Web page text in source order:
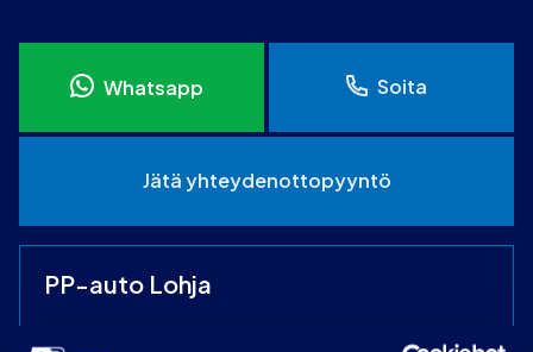
Whatsapp Soita
Jätä yhteydenottopyyntö
PP-auto Lohja